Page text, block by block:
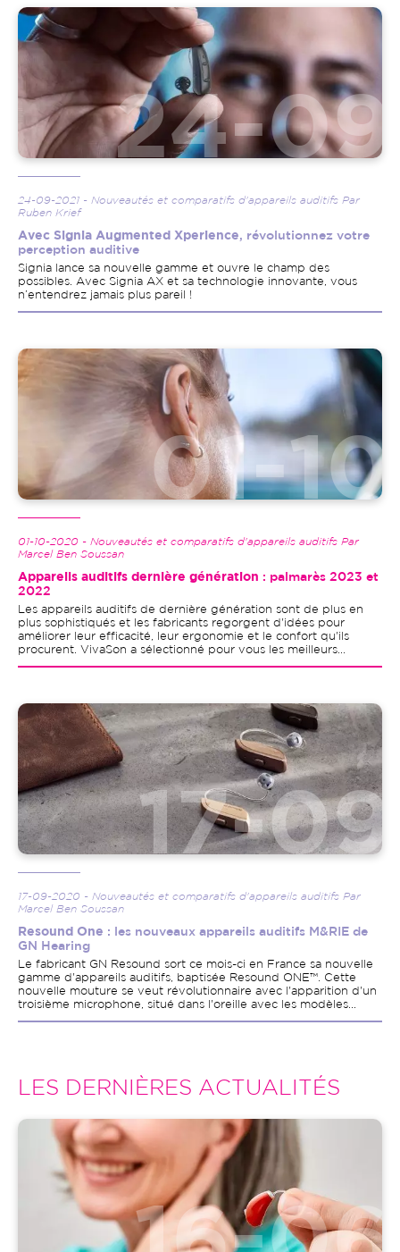
Image
24-09-2021 - Nouveautés et comparatifs d'appareils auditifs Par
Ruben Krief
Avec Signia Augmented Xperience, révolutionnez votre
perception auditive
Signia lance sa nouvelle gamme et ouvre le champ des
possibles. Avec Signia AX et sa technologie innovante, vous
n’entendrez jamais plus pareil !
Image
01-10-2020 - Nouveautés et comparatifs d'appareils auditifs Par
Marcel Ben Soussan
Appareils auditifs dernière génération : palmarès 2023 et
2022
Les appareils auditifs de dernière génération sont de plus en
plus sophistiqués et les fabricants regorgent d'idées pour
améliorer leur efficacité, leur ergonomie et le confort qu'ils
procurent. VivaSon a sélectionné pour vous les meilleurs...
Image
17-09-2020 - Nouveautés et comparatifs d'appareils auditifs Par
Marcel Ben Soussan
Resound One : les nouveaux appareils auditifs M&RIE de
GN Hearing
Le fabricant GN Resound sort ce mois-ci en France sa nouvelle
gamme d'appareils auditifs, baptisée Resound ONE™. Cette
nouvelle mouture se veut révolutionnaire avec l'apparition d'un
troisième microphone, situé dans l'oreille avec les modèles...
LES DERNIÈRES ACTUALITÉS
Image